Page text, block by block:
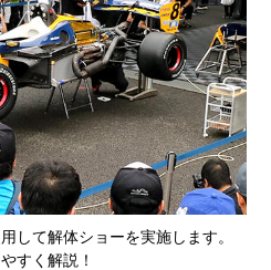
して解体ショーを実施します。
すく解説！